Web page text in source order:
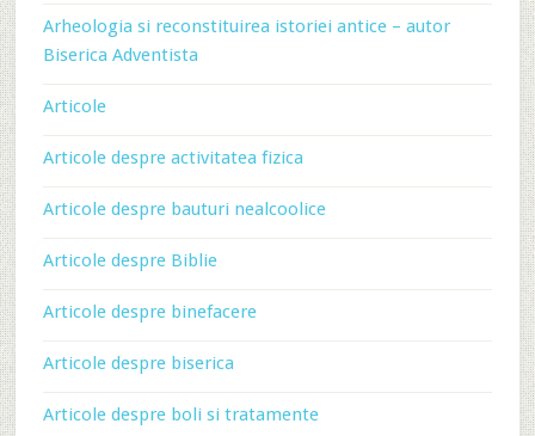
Arheologia si reconstituirea istoriei antice – autor
Biserica Adventista
Articole
Articole despre activitatea fizica
Articole despre bauturi nealcoolice
Articole despre Biblie
Articole despre binefacere
Articole despre biserica
Articole despre boli si tratamente